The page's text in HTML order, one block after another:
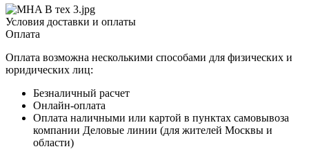
Условия доставки и оплаты
Оплата
Оплата возможна несколькими способами для физических и
юридических лиц:
Безналичный расчет
Онлайн-оплата
Оплата наличными или картой в пунктах самовывоза
компании Деловые линии (для жителей Москвы и
области)